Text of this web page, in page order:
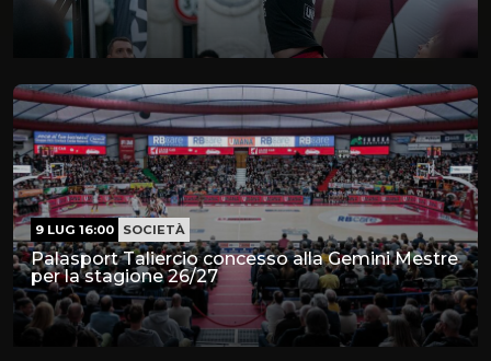
Palasport Taliercio concesso alla Gemini Mestre
per la stagione 26/27
9 LUG 16:00 SOCIETÀ